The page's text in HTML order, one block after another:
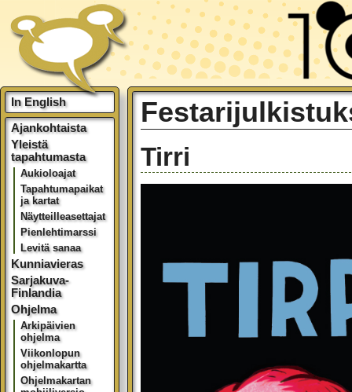
In English
Ajankohtaista
Yleistä
tapahtumasta
Aukioloajat
Tapahtumapaikat
ja kartat
Näytteilleasettajat
Pienlehtimarssi
Levitä sanaa
Kunniavieras
Sarjakuva-
Finlandia
Ohjelma
Arkipäivien
ohjelma
Viikonlopun
ohjelmakartta
Ohjelmakartan
Tirri